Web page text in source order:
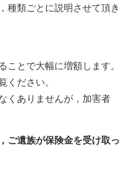
種類ごとに説明させて頂き
とで大幅に増額します。
ください。
くありませんが，加害者
ご遺族が保険金を受け取っ